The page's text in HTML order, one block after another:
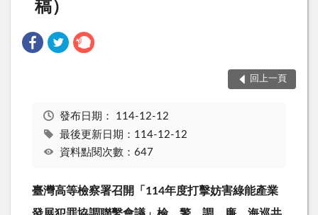
稿）
回上一頁
發布日期： 114-12-12
最後更新日期：114-12-12
資料點閱次數：647
臺灣高等檢察署召開「 114年度打擊妨害綠能產業